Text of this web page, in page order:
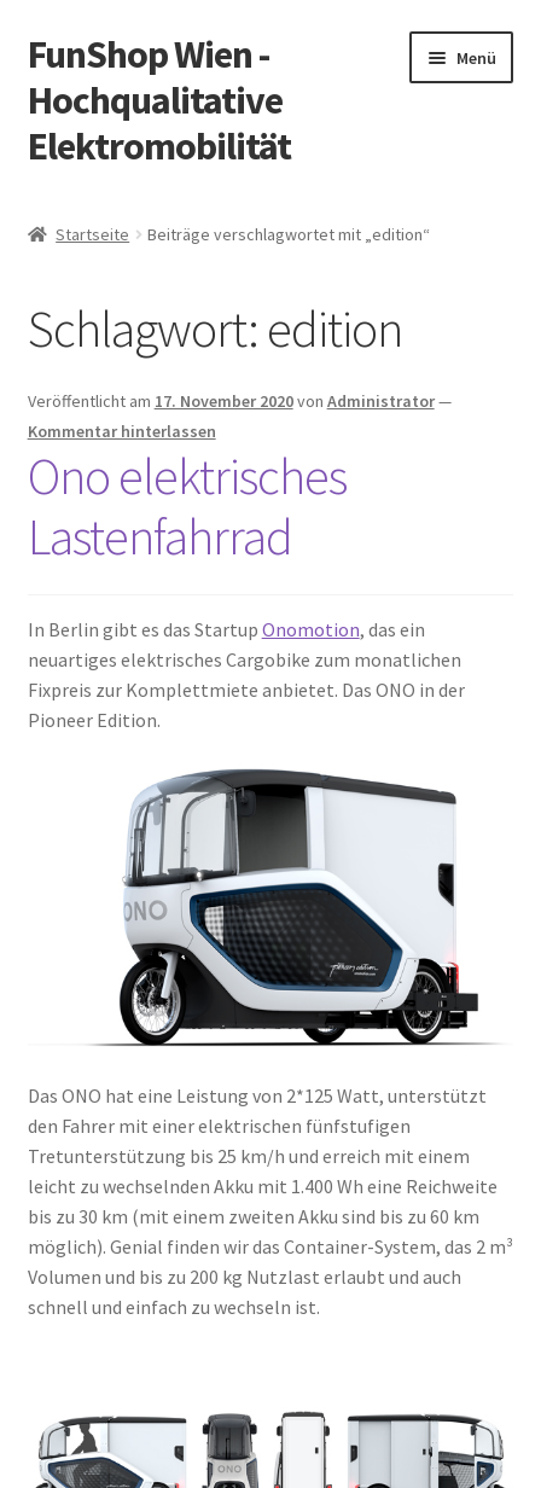
Zur
Navigation
springen
Zum
Inhalt
springen
FunShop Wien -
Hochqualitative
Elektromobilität
Menü
Vorsicht Internetbetrug
Über FunShop
Impressum
Zum Onlineshop in der Web Version
Startseite Beiträge verschlagwortet mit „edition“
Schlagwort: edition
Veröffentlicht am 17. November 2020von Administrator—
Kommentar hinterlassen
Ono elektrisches
Lastenfahrrad
In Berlin gibt es das Startup Onomotion, das ein
neuartiges elektrisches Cargobike zum monatlichen
Fixpreis zur Komplettmiete anbietet. Das ONO in der
Pioneer Edition.
Das ONO hat eine Leistung von 2*125 Watt, unterstützt
den Fahrer mit einer elektrischen fünfstufigen
Tretunterstützung bis 25 km/h und erreich mit einem
leicht zu wechselnden Akku mit 1.400 Wh eine Reichweite
bis zu 30 km (mit einem zweiten Akku sind bis zu 60 km
möglich). Genial finden wir das Container-System, das 2 m³
Volumen und bis zu 200 kg Nutzlast erlaubt und auch
schnell und einfach zu wechseln ist.